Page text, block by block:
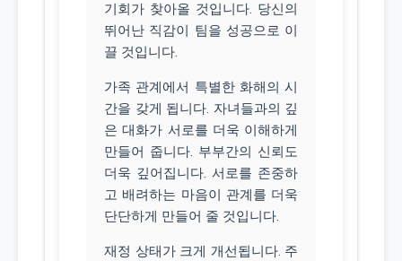
기회가 찾아올 것입니다. 당신의
뛰어난 직감이 팀을 성공으로 이
끌 것입니다.
가족 관계에서 특별한 화해의 시
간을 갖게 됩니다. 자녀들과의 깊
은 대화가 서로를 더욱 이해하게
만들어 줍니다. 부부간의 신뢰도
더욱 깊어집니다. 서로를 존중하
고 배려하는 마음이 관계를 더욱
단단하게 만들어 줄 것입니다.
재정 상태가 크게 개선됩니다. 주